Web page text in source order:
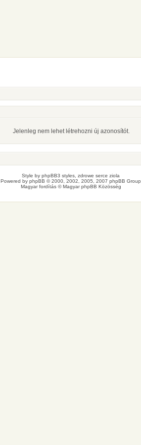
Jelenleg nem lehet létrehozni új azonosítót.
Style by phpBB3 styles , zdrowe serce ziola
Powered by phpBB © 2000, 2002, 2005, 2007 phpBB Group
Magyar fordítás ©Magyar phpBB Közösség